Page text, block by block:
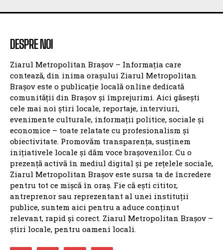
DESPRE NOI
Ziarul Metropolitan Brașov – Informația care
contează, din inima orașului Ziarul Metropolitan
Brașov este o publicație locală online dedicată
comunității din Brașov și împrejurimi. Aici găsești
cele mai noi știri locale, reportaje, interviuri,
evenimente culturale, informații politice, sociale și
economice – toate relatate cu profesionalism și
obiectivitate. Promovăm transparența, susținem
inițiativele locale și dăm voce brașovenilor. Cu o
prezență activă în mediul digital și pe rețelele sociale,
Ziarul Metropolitan Brașov este sursa ta de încredere
pentru tot ce mișcă în oraș. Fie că ești cititor,
antreprenor sau reprezentant al unei instituții
publice, suntem aici pentru a aduce conținut
relevant, rapid și corect. Ziarul Metropolitan Brașov –
știri locale, pentru oameni locali.